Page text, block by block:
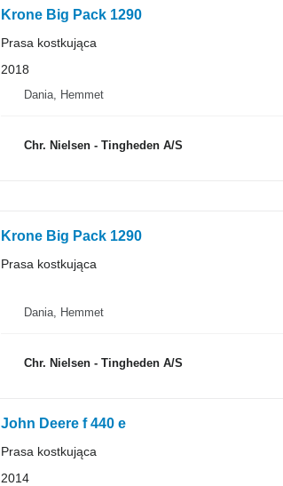
Krone Big Pack 1290
Prasa kostkująca
2018
Dania, Hemmet
Chr. Nielsen - Tingheden A/S
Krone Big Pack 1290
Prasa kostkująca
Dania, Hemmet
Chr. Nielsen - Tingheden A/S
John Deere f 440 e
Prasa kostkująca
2014